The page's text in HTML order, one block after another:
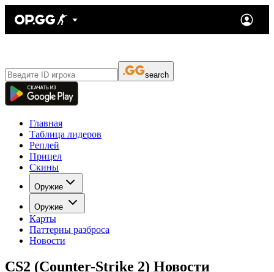
search
Главная
Таблица лидеров
Реплей
Прицел
Скины
Оружие
Оружие
Карты
Паттерны разброса
Новости
CS2 (Counter-Strike 2) Новости